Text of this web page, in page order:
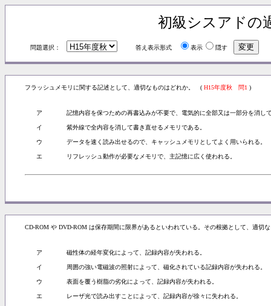
初級シスアドの
問題選択： 答え表示形式 表示 隠す
フラッシュメモリに関する記述として、適切なものはどれか。 ( H15年度秋 問1 )
ア 記憶内容を保つための再書込みが不要で、電気的に全部又は一部分を消し
イ 紫外線で全内容を消して書き直せるメモリである。
ウ データを速く読み出せるので、キャッシュメモリとしてよく用いられる。
エ リフレッシュ動作が必要なメモリで、主記憶に広く使われる。
CD-ROM や DVD-ROM は保存期間に限界があるといわれている。その根拠として、適
ア 磁性体の経年変化によって、記録内容が失われる。
イ 周囲の強い電磁波の照射によって、磁化されている記録内容が失われる。
ウ 表面を覆う樹脂の劣化によって、記録内容が失われる。
エ レーザ光で読み出すことによって、記録内容が徐々に失われる。